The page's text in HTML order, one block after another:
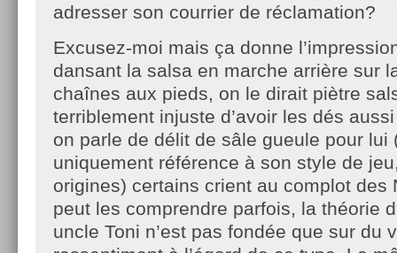
adresser son courrier de réclamation?
Excusez-moi mais ça donne
dansant la salsa en marche arrière sur
chaînes aux pieds, on le dirait piètre
terriblement injuste d’avoir les dés
on parle de délit de sâle gueule pour lui
uniquement référence à son style de
origines) certains crient au complot des
peut les comprendre parfois, la théorie
uncle Toni n’est pas fondée que sur du